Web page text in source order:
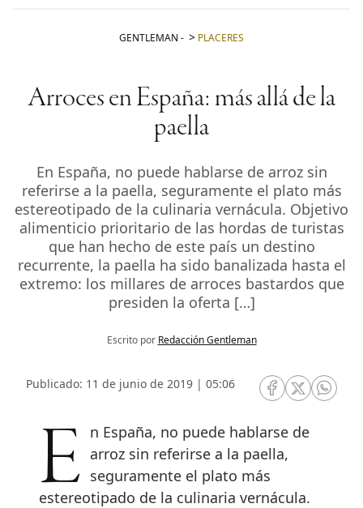
GENTLEMAN - PLACERES
Arroces en España: más allá de la
paella
En España, no puede hablarse de arroz sin
referirse a la paella, seguramente el plato más
estereotipado de la culinaria vernácula. Objetivo
alimenticio prioritario de las hordas de turistas
que han hecho de este país un destino
recurrente, la paella ha sido banalizada hasta el
extremo: los millares de arroces bastardos que
presiden la oferta […]
Escrito por Redacción Gentleman
Publicado: 11 de junio de 2019 | 05:06
RRSS Facebook
RRSSRRSS
En España, no puede hablarse de arroz sin referirse a la paella,
seguramente el plato más
estereotipado de la culinaria vernácula.